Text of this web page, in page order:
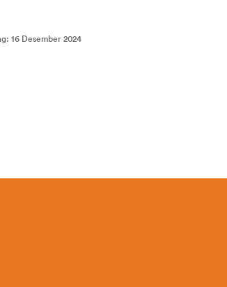
: 16 Desember 2024